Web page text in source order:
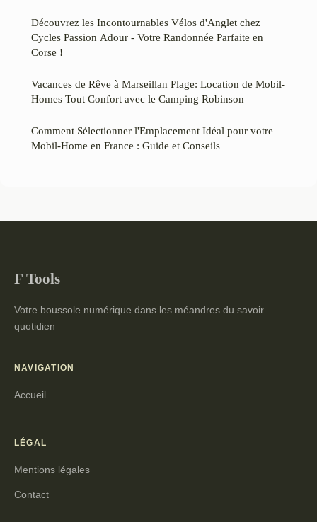
Découvrez les Incontournables Vélos d'Anglet chez
Cycles Passion Adour - Votre Randonnée Parfaite en
Corse !
Vacances de Rêve à Marseillan Plage: Location de Mobil-
Homes Tout Confort avec le Camping Robinson
Comment Sélectionner l'Emplacement Idéal pour votre
Mobil-Home en France : Guide et Conseils
F Tools
Votre boussole numérique dans les méandres du savoir
quotidien
NAVIGATION
Accueil
LÉGAL
Mentions légales
Contact